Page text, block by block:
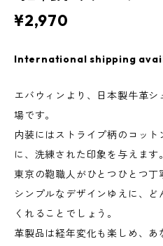
¥2,970
International shipping
エバウィンより、日本製牛革
場です。
内装にはストライプ柄のコッ
に、洗練された印象を与えます。
東京の鞄職人がひとつひとつ丁
シンプルなデザインゆえに、
くれることでしょう。
革製品は経年変化も楽しめ、